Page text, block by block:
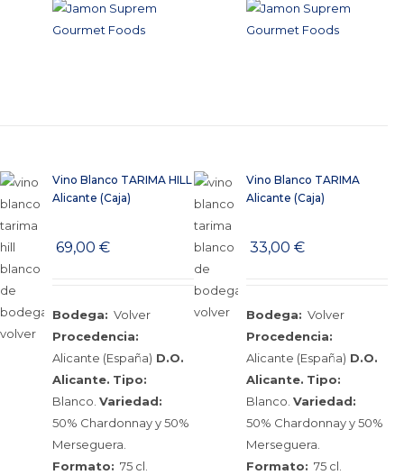
Vino Blanco TARIMA HILL
Alicante (Caja)
69,00€
Bodega: Volver
Procedencia:
Alicante (España) D.O.
Alicante. Tipo:
Blanco.Variedad:
50% Chardonnay y 50%
Merseguera.
Formato: 75 cl.
Vino Blanco TARIMA
Alicante (Caja)
33,00€
Bodega: Volver
Procedencia:
Alicante (España) D.O.
Alicante. Tipo:
Blanco.Variedad:
50% Chardonnay y 50%
Merseguera.
Formato: 75 cl.